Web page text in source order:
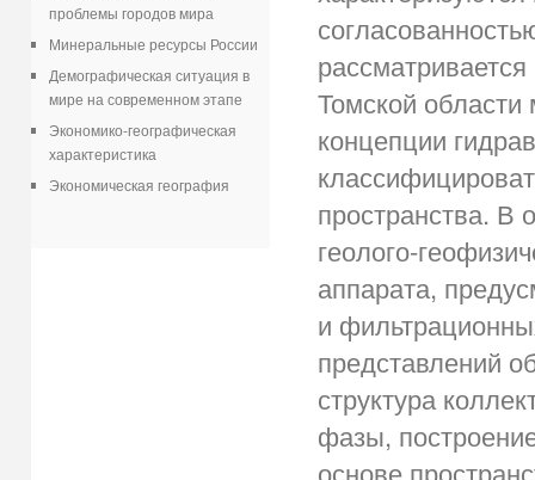
проблемы городов мира
Минеральные ресурсы России
Демографическая ситуация в
мире на современном этапе
Экономико-географическая
характеристика
Экономическая география
Томской
концепции
пространства. В
геолого-
аппарата,
и
представлений
структура
фазы,
основе